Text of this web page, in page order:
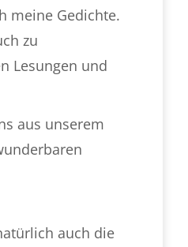
meine Gedichte.
zu
Lesungen und
aus unserem
auch die